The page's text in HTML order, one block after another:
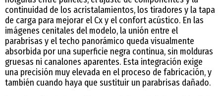
continuidad de los acristalamientos, los tiradores y la tapa
de carga para mejorar el Cx y el confort acústico. En las
imágenes cenitales del modelo, la unión entre el
parabrisas y el techo panorámico queda visualmente
absorbida por una superficie negra continua, sin molduras
gruesas ni canalones aparentes. Esta integración exige
una precisión muy elevada en el proceso de fabricación, y
también cuando haya que sustituir un parabrisas dañado.